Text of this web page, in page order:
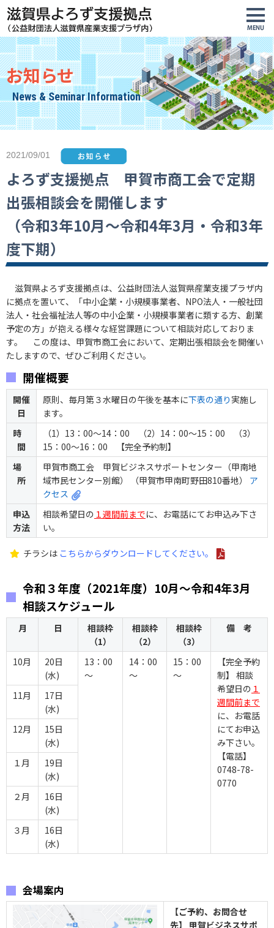
お知らせ
News & Seminar Information
2021/09/01
よろず支援拠点 甲賀市商工会で定期
出張相談会を開催します
（令和3年10月～令和4年3月・令和3年
度下期）
滋賀県よろず支援拠点は、公益財団法人滋賀県産業支援プラザ内
に拠点を置いて、「中小企業・小規模事業者、NPO法人・一般社団
法人・社会福祉法人等の中小企業・小規模事業者に類する方、創業
予定の方」が抱える様々な経営課題について相談対応しておりま
す。 この度は、甲賀市商工会において、定期出張相談会を開催い
たしますので、ぜひご利用ください。
開催概要
開催
日
原則、毎月第３水曜日の午後を基本に下表の通り実施し
ます。
時
間
（1）13：00～14：00 （2）14：00～15：00 （3）
15：00～16：00 【完全予約制】
場
所
甲賀市商工会 甲賀ビジネスサポートセンター（甲南地
域市民センター別館） （甲賀市甲南町野田810番地） ア
クセス
申込
方法
相談希望日の １週間前までに、お電話にてお申込み下さ
い。
チラシは こちらからダウンロードしてください。
令和３年度（2021年度）10月～令和4年3月
相談スケジュール
月 日
相談枠
（1）
相談枠
（2）
相談枠
（3）
備 考
10月
20日
(水)
13：00
～
14：00
～
15：00
～
【完全予約
制】 相談
希望日の １
週間前まで
に、お電話
にてお申込
み下さい。
【電話】
0748-78-
0770
11月
17日
(水)
12月
15日
(水)
１月
19日
(水)
２月
16日
(水)
３月
16日
(水)
会場案内
【ご予約、お問合せ
先】 甲賀ビジネスサポ